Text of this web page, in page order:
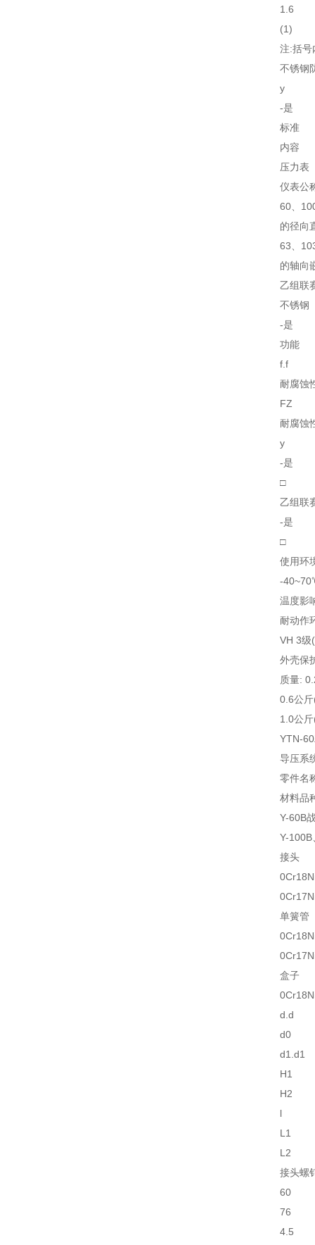
1.6
(1)
注:括号
不锈钢
y
-是
标准
内容
压力表
仪表公
60、
的径向
63、
的轴向
乙组联
不锈钢
-是
功能
f.f
耐腐蚀
FZ
耐腐蚀
y
-是
□
乙组联
-是
□
使用环
-
温度影
耐动作
VH 3级
外壳保
质量:
0.6公
1.0公
YTN-
导压系
零件名
材料品
Y-60B
Y-100B
接头
单簧管
盒子
d.d
d0
d1.d1
H1
H2
l
L1
L2
接头螺
60
76
4.5